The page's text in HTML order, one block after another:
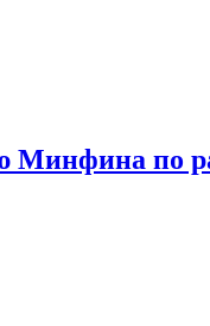
Минфина по